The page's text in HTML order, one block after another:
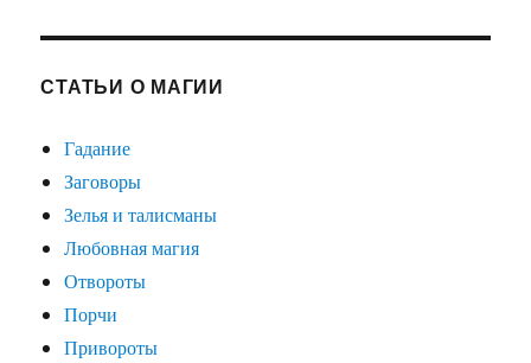
СТАТЬИ О МАГИИ
Гадание
Заговоры
Зелья и талисманы
Любовная магия
Отвороты
Порчи
Привороты